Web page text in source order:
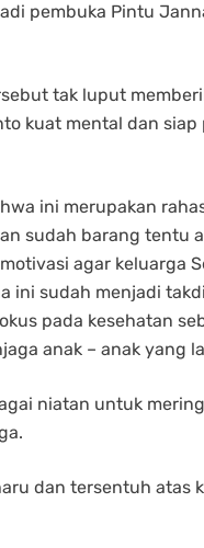
pembuka Pintu
tak luput
kuat mental dan
ini merupakan
sudah barang tentu
agar keluarga
ini sudah menjadi
pada kesehatan
anak – anak yang
niatan untuk
dan tersentuh atas